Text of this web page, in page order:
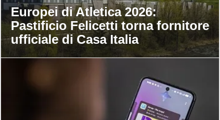
Europei di Atletica 2026:
Pastificio Felicetti torna fornitore
ufficiale di Casa Italia